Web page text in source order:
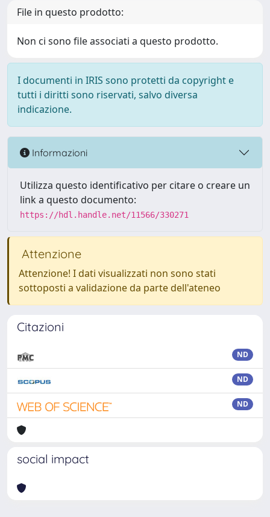
File in questo prodotto:
Non ci sono file associati a questo prodotto.
I documenti in IRIS sono protetti da copyright e
tutti i diritti sono riservati, salvo diversa
indicazione.
Informazioni
Utilizza questo identificativo per citare o creare un
link a questo documento:
https://hdl.handle.net/11566/330271
Attenzione
Attenzione! I dati visualizzati non sono stati
sottoposti a validazione da parte dell'ateneo
Citazioni
ND
ND
ND
social impact